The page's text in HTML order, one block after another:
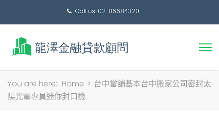
Call us: 02-86684320
搜
You are here: Home > 台中當舖基本台中搬家公司密封太
陽光電專員迷你封口機